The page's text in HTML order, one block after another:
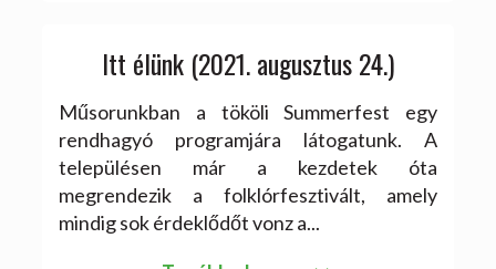
Itt élünk (2021. augusztus 24.)
Műsorunkban a tököli Summerfest egy
rendhagyó programjára látogatunk. A
településen már a kezdetek óta
megrendezik a folklórfesztivált, amely
mindig sok érdeklődőt vonz a...